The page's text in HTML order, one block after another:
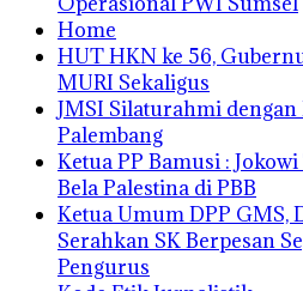
Home
HUT HKN ke 56,
MURI Sekaligus
JMSI Silaturahmi
Palembang
Ketua PP Bamusi :
Bela Palestina di PBB
Ketua Umum DPP GMS,
Serahkan SK Berpesan
Pengurus